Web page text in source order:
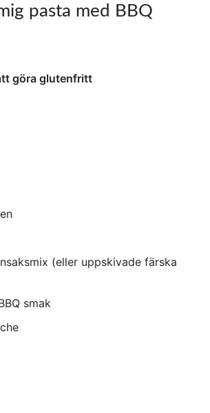
pasta med BBQ
göra glutenfritt
(eller uppskivade färska
smak